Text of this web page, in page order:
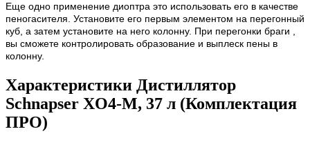
Еще одно применение диоптра это использовать его в качестве
пеногасителя. Установите его первым элементом на перегонный
куб, а затем установите на него колонну. При перегонки браги ,
вы сможете контролировать образование и выплеск пены в
колонну.
Характеристики Дистиллятор
Schnapser XO4-M, 37 л (Комплектация
ПРО)